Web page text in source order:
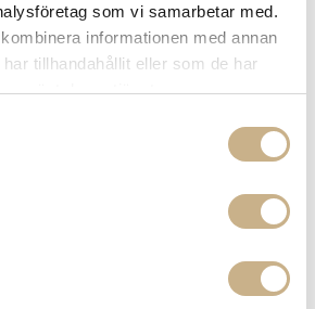
som vi samarbetar med.
informationen med annan
tillhandahållit eller som de har
använt deras tjänster.
LIGHT
CRESCENT - TABLE LIGHT